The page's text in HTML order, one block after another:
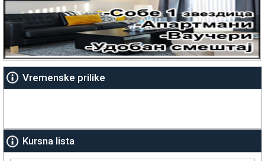
Vremenske prilike
Kursna lista